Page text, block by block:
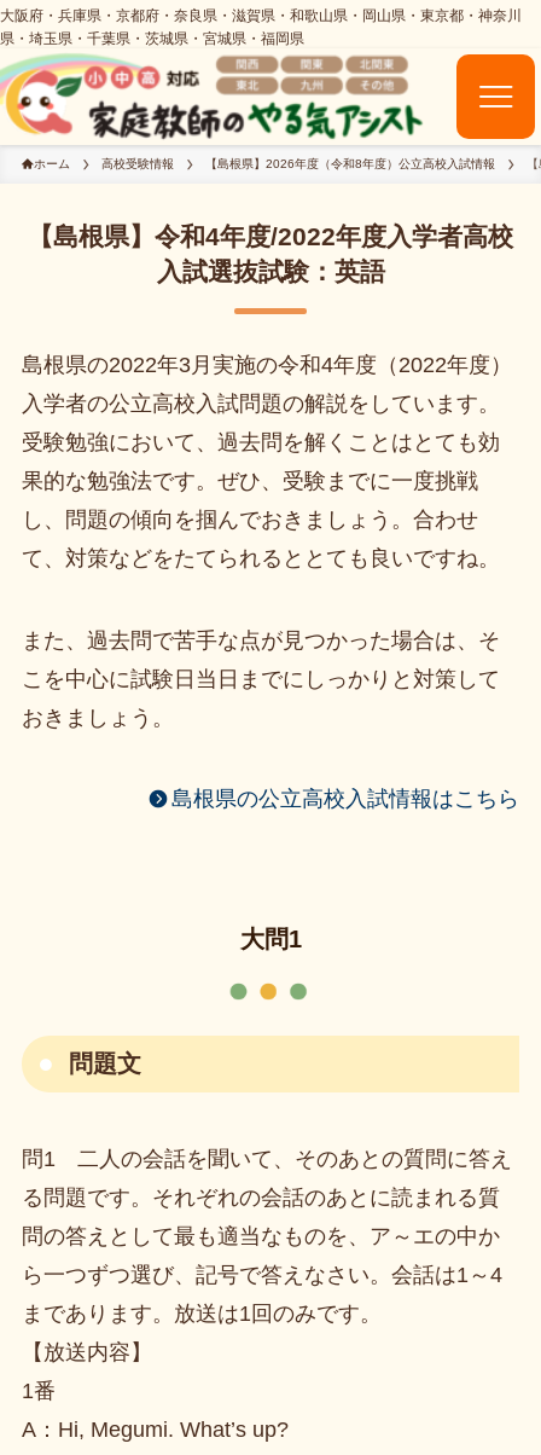
ホーム 高校受験情報 【島根県】2026年度（令和8年度）公立高校入試情報
【島根県】令和4年度/2022年度入学者高校
入試選抜試験：英語
島根県の2022年3月実施の令和4年度（2022年度）
入学者の公立高校入試問題の解説をしています。
受験勉強において、過去問を解くことはとても効
果的な勉強法です。ぜひ、受験までに一度挑戦
し、問題の傾向を掴んでおきましょう。合わせ
て、対策などをたてられるととても良いですね。
また、過去問で苦手な点が見つかった場合は、そ
こを中心に試験日当日までにしっかりと対策して
おきましょう。
島根県の公立高校入試情報はこちら
大問1
問題文
問1 二人の会話を聞いて、そのあとの質問に答え
る問題です。それぞれの会話のあとに読まれる質
問の答えとして最も適当なものを、ア～エの中か
ら一つずつ選び、記号で答えなさい。会話は1～4
まであります。放送は1回のみです。
【放送内容】
1番
A：Hi, Megumi. What’s up?